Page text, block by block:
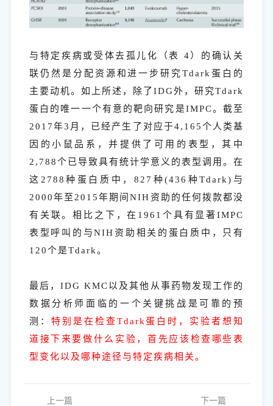
与特定疾病或受体去孤儿化（表 4）的确认关
联仍然是分配资源和进一步研究Tdark蛋白的
主要动机。如上所述，除了IDG外，研究Tdark
蛋白的唯一一个有意的靶向研究是IMPC。截至
2017年3月，已经产生了对应于4,165个人类基
因的小鼠品系，并提供了可用的表型，其中
2,788个已导致具有统计学意义的表型调用。在
这2788种蛋白质中，827种(436种Tdark)与
2000年至2015年期间NIH资助的任何拨款都没
有关联。相比之下，在1961个具有显著IMPC
表型呼叫的与NIH资助相关的蛋白质中，只有
120个是Tdark。
最后，IDG KMC以及其他从事药物发现工作的
数据分析师面临的一个关键挑战是可靠的预
测： 特别是在检查Tdark蛋白时，实验者想知
道接下来要做什么实验，首先应该检查哪些表
型变化以及哪种途径与特定疾病相关。
上一篇 下一篇